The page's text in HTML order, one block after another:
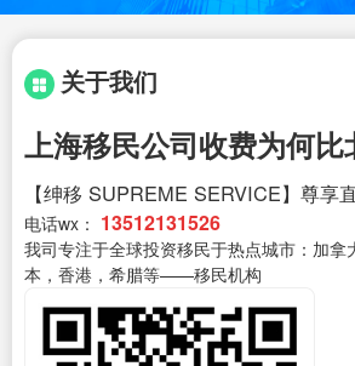
关于我们
上海移民公司收费为何比
【绅移 SUPREME SERVICE】尊享
电话wx： 13512131526
我司专注于全球投资移民于热点城市：加拿
本，香港，希腊等——移民机构